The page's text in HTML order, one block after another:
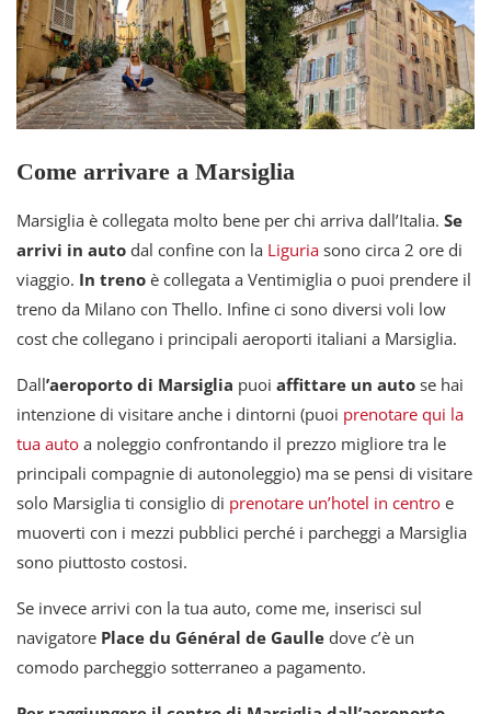
Come arrivare a Marsiglia
Marsiglia è collegata molto bene per chi arriva dall’Italia. Se
arrivi in auto dal confine con la Liguria sono circa 2 ore di
viaggio. In treno è collegata a Ventimiglia o puoi prendere il
treno da Milano con Thello. Infine ci sono diversi voli low
cost che collegano i principali aeroporti italiani a Marsiglia.
Dall’aeroporto di Marsiglia puoi affittare un auto se hai
intenzione di visitare anche i dintorni (puoi prenotare qui la
tua auto a noleggio confrontando il prezzo migliore tra le
principali compagnie di autonoleggio) ma se pensi di visitare
solo Marsiglia ti consiglio di prenotare un’hotel in centro e
muoverti con i mezzi pubblici perché i parcheggi a Marsiglia
sono piuttosto costosi.
Se invece arrivi con la tua auto, come me, inserisci sul
navigatore Place du Général de Gaulle dove c’è un
comodo parcheggio sotterraneo a pagamento.